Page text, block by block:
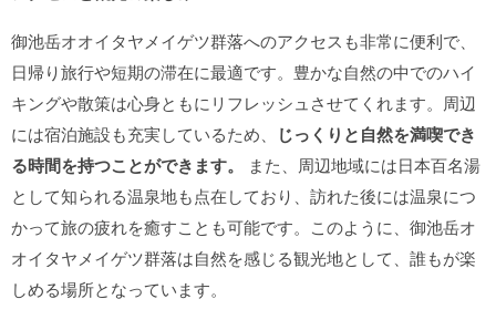
御池岳オオイタヤメイゲツ群落へのアクセスも非常に便利で、
日帰り旅行や短期の滞在に最適です。豊かな自然の中でのハイ
キングや散策は心身ともにリフレッシュさせてくれます。周辺
には宿泊施設も充実しているため、
じっくりと自然を満喫でき
る時間を持つことができます。
また、周辺地域には日本百名湯
として知られる温泉地も点在しており、訪れた後には温泉につ
かって旅の疲れを癒すことも可能です。このように、御池岳オ
オイタヤメイゲツ群落は自然を感じる観光地として、誰もが楽
しめる場所となっています。